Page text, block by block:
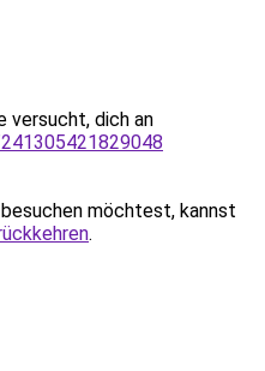
versucht, dich an
möchtest, kannst
.